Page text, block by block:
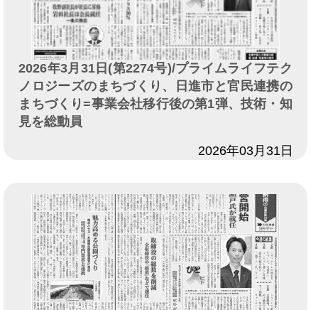
2026年3月31日(第2274号)/プライムライフテク
ノロジーズのまちづくり、日進市と官民連携の
まちづくり=事業会社移行後の第1弾、技術・知
見を総動員
2026年03月31日